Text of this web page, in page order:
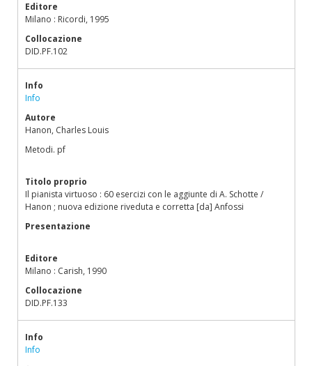
Editore
Milano : Ricordi, 1995
Collocazione
DID.PF.102
Info
Info
Autore
Hanon, Charles Louis
Metodi. pf
Titolo proprio
Il pianista virtuoso : 60 esercizi con le aggiunte di A. Schotte /
Hanon ; nuova edizione riveduta e corretta [da] Anfossi
Presentazione
Editore
Milano : Carish, 1990
Collocazione
DID.PF.133
Info
Info